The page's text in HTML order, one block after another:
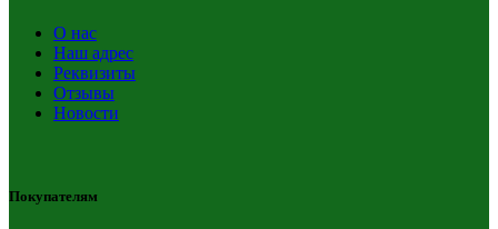
О нас
Наш адрес
Реквизиты
Отзывы
Новости
Покупателям